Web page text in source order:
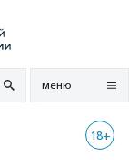
меню
18+